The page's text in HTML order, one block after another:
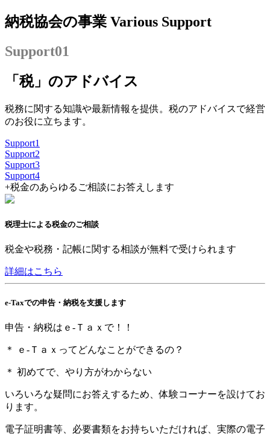
納税協会の事業 Various Support
Support01
「税」のアドバイス
税務に関する知識や最新情報を提供。税のアドバイスで経営
のお役に立ちます。
Support1
Support2
Support3
Support4
+税金のあらゆるご相談にお答えします
税理士による税金のご相談
税金や税務・記帳に関する相談が無料で受けられます
詳細はこちら
e-Taxでの申告・納税を支援します
申告・納税はｅ-Ｔａｘで！！
＊ ｅ-Ｔａｘってどんなことができるの？
＊ 初めてで、やり方がわからない
いろいろな疑問にお答えするため、体験コーナーを設けてお
ります。
電子証明書等、必要書類をお持ちいただければ、実際の電子